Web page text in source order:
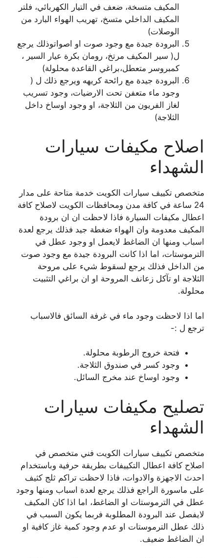
المكيف متسخة، ضعف في التيار الكهربائي، فلتر
المكيف الداخلي متسخ، تهريب الهواء البارد من
الوصلات)
البرودة جيدة مع وجود صوت او اصواتوذلك يرجع
ل( سير المكيف مرتخ، رومان بكرة عيار السير ،
كمبروسر متعطل،براغي القاعدة محلولة)
البرودة جيدة مع رائحة كريهه ويرجع ذلك ل (
وجود ماء متعفن تحت الارضيات، وجود تسريب
لغاز الفريون من الثلاجة، او وجود اوساخ داخل
الثلاجة)
اصلاح مكيفات سيارات
الشهداء
متخصص تكييف سيارات الكويت خدمة متاحة على مدار
24 ساعة في كافة مدن ومحافظات الكويت لاصلاح كافة
اعطال مكيفات السيارة فاذا لاحظت ان ان برودة
المكيف معدومة وان الهواء ضغطة جيد فذلك يرجع لعدة
اسباب ومنها ان الضاغط لايعمل او وجود عطل في
الترموستات، اما اذا كانت البرودة جيدة مع وجود صوت
من الداخل فذلك يرجع لسقوط شيء على مروحة
الثلاجة او تآكل زعانف المروحة او ان براغي التثبيت
محلولة.
اما اذا لاحظت وجود ماء في غرفة السائق فالاسباب
ترجع ل :-
فتحة خروج الرطوبة محلولة.
وجود كسر في صندوق الثلاجة.
وجود اوساخ عند مخرج السائل.
تصليح مكيفات سيارات
الشهداء
متخصص تكييف سيارات الكويت فني متخصص في
اصلاح كافة اعطال التكييفات بطريقة حرفية وباستخدام
احدث الاجهزة والادوات، فاذا لاحظت تراكم ثلج كثيف
على ماسورة الراجع فذلك يرجع لعدة اسباب ومنها وجود
عطل في الترموستات او الضاغط، اما اذا كان المكيف
لايفصل عند البرودة المطلوبة فربما يكون السبب في
ذلك عطل الترموستات او عدم وجود كمية غاز كافية او
ان الضاغط ضعيف.